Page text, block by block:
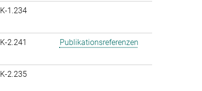
K-1.234
K-2.241 Publikationsreferenzen
K-2.235